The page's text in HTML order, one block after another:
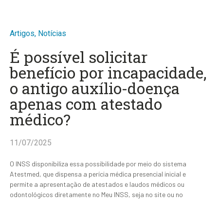
Artigos, Notícias
É possível solicitar
benefício por incapacidade,
o antigo auxílio-doença
apenas com atestado
médico?
11/07/2025
O INSS disponibiliza essa possibilidade por meio do sistema
Atestmed, que dispensa a perícia médica presencial inicial e
permite a apresentação de atestados e laudos médicos ou
odontológicos diretamente no Meu INSS, seja no site ou no